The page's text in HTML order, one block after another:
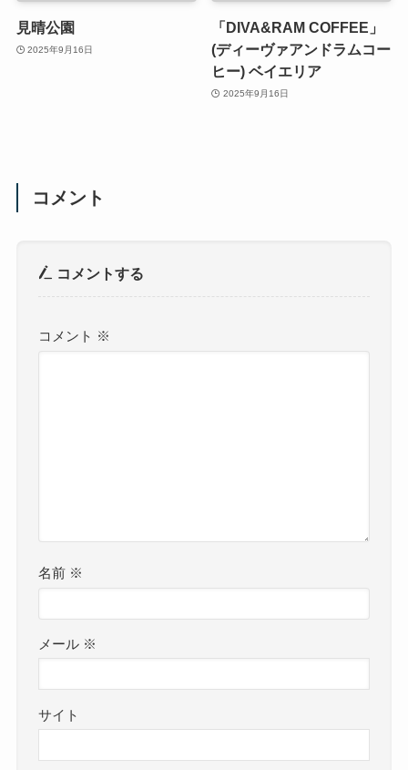
見晴公園
2025年9月16日
「DIVA&RAM COFFEE」
(ディーヴァアンドラムコー
ヒー) ベイエリア
2025年9月16日
コメント
コメントする
コメント ※
名前 ※
メール ※
サイト